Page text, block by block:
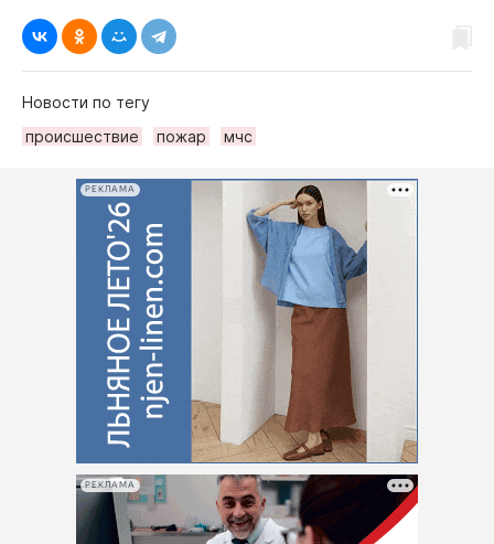
Новости по тегу
происшествие
пожар мчс
РЕКЛАМА
РЕКЛАМА